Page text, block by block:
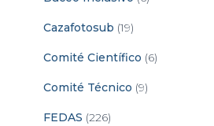
Cazafotosub (19)
Comité Científico (6)
Comité Técnico (9)
FEDAS (226)